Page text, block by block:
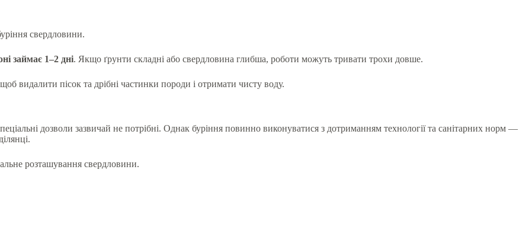
свердловини.
займає 1–2 дні. Якщо ґрунти складні або свердловина глибша, роботи можуть тривати трохи довше.
видалити пісок та дрібні частинки породи і отримати чисту воду.
дозволи зазвичай не потрібні. Однак буріння повинно виконуватися з дотриманням технології та санітарних норм —
розташування свердловини.